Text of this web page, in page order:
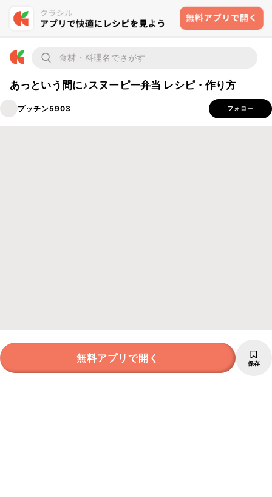
あっという間に♪スヌーピー弁当 レシピ・作り方
プッチン5903 フォロー
無料アプリで開く 保存